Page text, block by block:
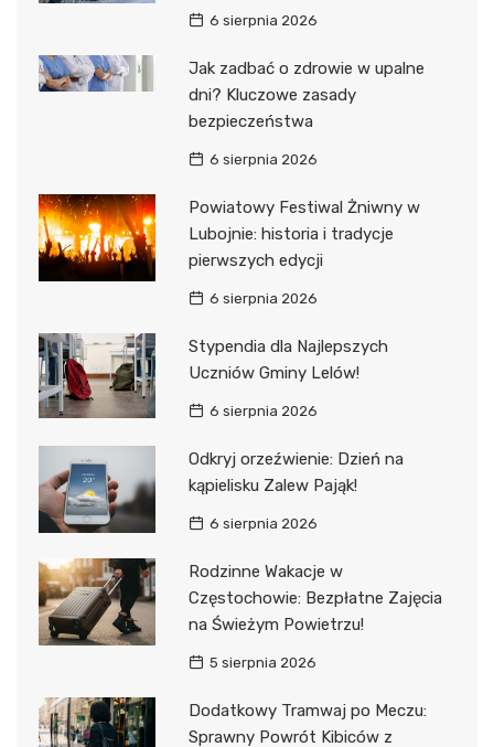
6 sierpnia 2026
Jak zadbać o zdrowie w upalne
dni? Kluczowe zasady
bezpieczeństwa
6 sierpnia 2026
Powiatowy Festiwal Żniwny w
Lubojnie: historia i tradycje
pierwszych edycji
6 sierpnia 2026
Stypendia dla Najlepszych
Uczniów Gminy Lelów!
6 sierpnia 2026
Odkryj orzeźwienie: Dzień na
kąpielisku Zalew Pająk!
6 sierpnia 2026
Rodzinne Wakacje w
Częstochowie: Bezpłatne Zajęcia
na Świeżym Powietrzu!
5 sierpnia 2026
Dodatkowy Tramwaj po Meczu:
Sprawny Powrót Kibiców z